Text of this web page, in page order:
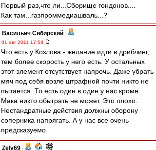
Первый раз,что ли...Сборище гондонов....
Как там...газпроммедиашваль...?
Васильич Сибирский -
01 авг 2011 17:58
Что есть у Козлова - желание идти в дриблинг,
тем более скорость у него есть. У остальных
этот элемент отсутствует напрочь. Даже убрать
мяч под себя возле штрафной почти никто не
пытается. То есть один в один у нас кроме
Мака никто обыграть не может. Это плохо.
Нестандратные действия должны оборону
соперника напрягать. А у нас все очень
предсказуемо
Zely69 -